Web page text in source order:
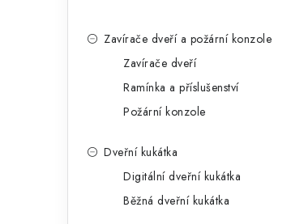
Zavírače dveří a požární konzole
Zavírače dveří
Ramínka a příslušenství
Požární konzole
Dveřní kukátka
Digitální dveřní kukátka
Běžná dveřní kukátka